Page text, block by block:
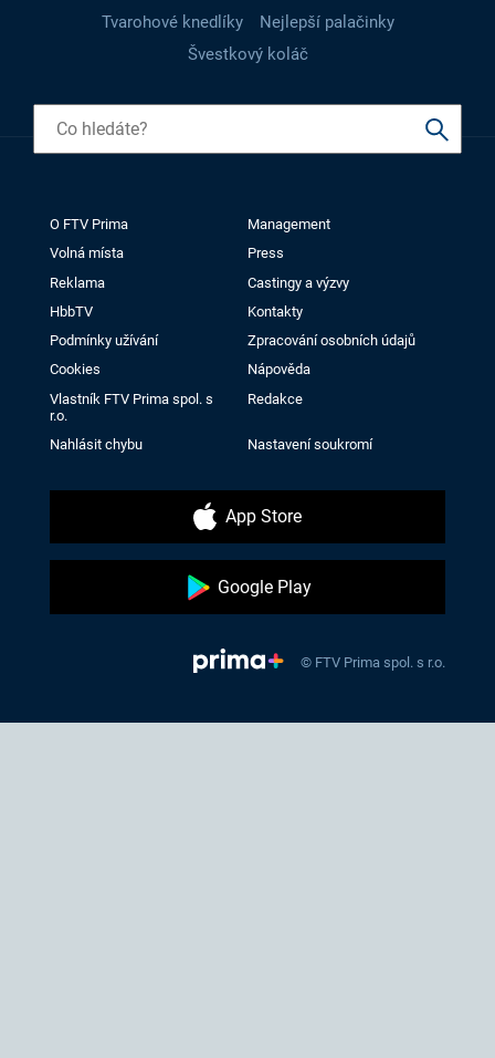
Tvarohové knedlíky
Nejlepší palačinky
Švestkový koláč
O FTV Prima
Management
Volná místa
Press
Reklama
Castingy a výzvy
HbbTV
Kontakty
Podmínky užívání
Zpracování osobních údajů
Cookies
Nápověda
Vlastník FTV Prima spol. s
r.o.
Redakce
Nahlásit chybu Nastavení soukromí
App Store
Google Play
© FTV Prima spol. s r.o.